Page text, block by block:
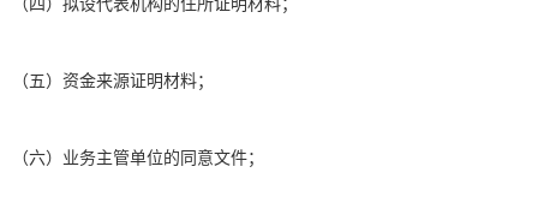
（五）资金来源证明材料；
（六）业务主管单位的同意文件；